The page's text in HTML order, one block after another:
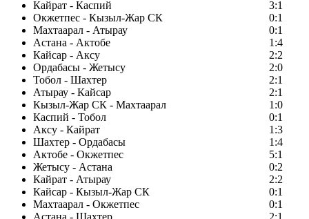
Кайрат - Каспий
3:1
Окжетпес - Кызыл-Жар СК
0:1
Махтаарал - Атырау
0:1
Астана - Актобе
1:4
Кайсар - Аксу
2:2
Ордабасы - Жетысу
2:0
Тобол - Шахтер
2:1
Атырау - Кайсар
2:1
Кызыл-Жар СК - Махтаарал
1:0
Каспий - Тобол
0:1
Аксу - Кайрат
1:3
Шахтер - Ордабасы
1:4
Актобе - Окжетпес
5:1
Жетысу - Астана
0:2
Кайрат - Атырау
2:2
Кайсар - Кызыл-Жар СК
0:1
Махтаарал - Окжетпес
0:1